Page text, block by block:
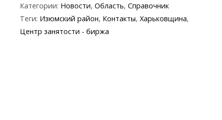
e
b
itt
er
e
gr
er at
s
y
p
t ai
Категории: Новости, Область, Справочник
Теги: Изюмский район, Контакты, Харьковщина,
Центр занятости - биржа